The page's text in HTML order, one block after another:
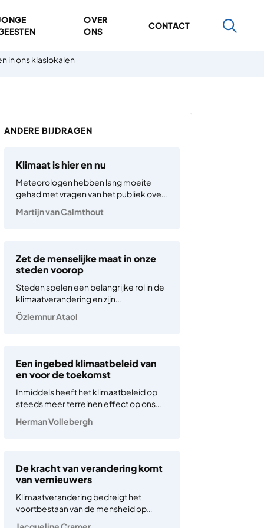
OVER
ONS
CONTACT
in ons klaslokalen
ANDERE BIJDRAGEN
Klimaat is hier en nu
Meteorologen hebben lang moeite
gehad met vragen van het publiek over
storm, hittegolf, watersnood misschien
een normale uitschieter, weer is immers
grillig en elke…
Martijn van Calmthout
Zet de menselijke maat in onze
steden voorop
Steden spelen een belangrijke rol in de
klimaatverandering en zijn
verantwoordelijk voor 70% van de
wereldwijde uitstoot van
bevolkingsdichtheid, wat resulteert in
hogere uitstoot en de vorming van
stedelijke hitte-eilanden…
Özlemnur Ataol
Een ingebed klimaatbeleid van
en voor de toekomst
Inmiddels heeft het klimaatbeleid op
steeds meer terreinen effect op ons
energiegebruik, vervoer en voedsel.
kantelende machtsblokken, waar
belangen razendsnel wisselen. Mede
daardoor is het klimaatbeleid…
Herman Vollebergh
De kracht van verandering komt
van vernieuwers
Klimaatverandering bedreigt het
voortbestaan van de mensheid op